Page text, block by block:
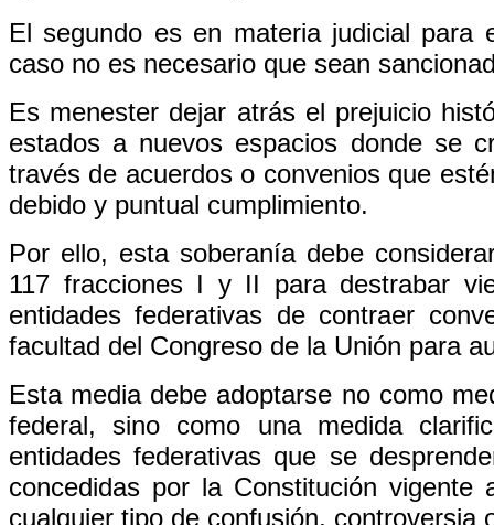
El segundo es en materia judicial
caso no es necesario que sean
Es menester dejar atrás el prejuicio
estados a nuevos espacios donde se
través de acuerdos o convenios que
debido y puntual cumplimiento.
Por ello, esta soberanía debe
117 fracciones I y II para destrabar
entidades federativas de contraer
facultad del Congreso de la Unión para
Esta media debe adoptarse no como
federal, sino como una medida
entidades federativas que se
concedidas por la Constitución
cualquier tipo de confusión, controversia